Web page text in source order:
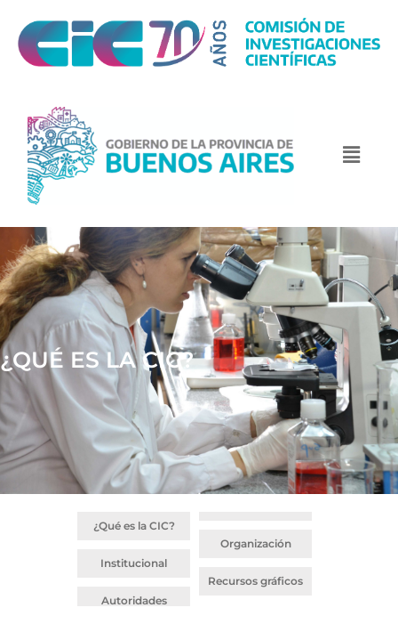
¿QUÉ ES LA CIC?
¿Qué es la CIC?
Institucional
Autoridades
Organización
Recursos gráficos